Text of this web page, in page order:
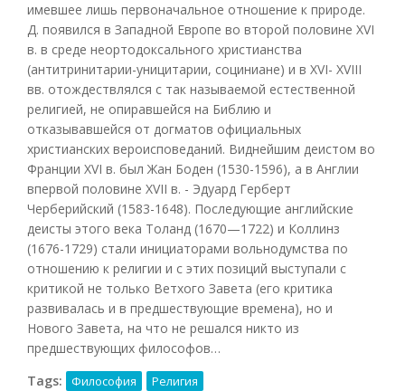
имевшее лишь первоначальное отношение к природе.
Д. появился в Западной Европе во второй половине XVI
в. в среде неортодоксального христианства
(антитринитарии-уницитарии, социниане) и в XVI- XVIII
вв. отождествлялся с так называемой естественной
религией, не опиравшейся на Библию и
отказывавшейся от догматов официальных
христианских вероисповеданий. Виднейшим деистом во
Франции XVI в. был Жан Боден (1530-1596), а в Англии
впервой половине XVII в. - Эдуард Герберт
Черберийский (1583-1648). Последующие английские
деисты этого века Толанд (1670—1722) и Коллинз
(1676-1729) стали инициаторами вольнодумства по
отношению к религии и с этих позиций выступали с
критикой не только Ветхого Завета (его критика
развивалась и в предшествующие времена), но и
Нового Завета, на что не решался никто из
предшествующих философов…
Tags:
Философия Религия